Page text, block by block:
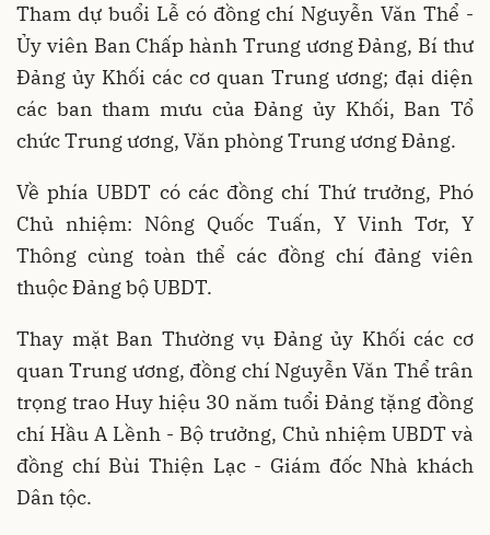
Tham dự buổi Lễ có đồng chí Nguyễn Văn Thể -
Ủy viên Ban Chấp hành Trung ương Đảng, Bí thư
Đảng ủy Khối các cơ quan Trung ương; đại diện
các ban tham mưu của Đảng ủy Khối, Ban Tổ
chức Trung ương, Văn phòng Trung ương Đảng.
Về phía UBDT có các đồng chí Thứ trưởng, Phó
Chủ nhiệm: Nông Quốc Tuấn, Y Vinh Tơr, Y
Thông cùng toàn thể các đồng chí đảng viên
thuộc Đảng bộ UBDT.
Thay mặt Ban Thường vụ Đảng ủy Khối các cơ
quan Trung ương, đồng chí Nguyễn Văn Thể trân
trọng trao Huy hiệu 30 năm tuổi Đảng tặng đồng
chí Hầu A Lềnh - Bộ trưởng, Chủ nhiệm UBDT và
đồng chí Bùi Thiện Lạc - Giám đốc Nhà khách
Dân tộc.